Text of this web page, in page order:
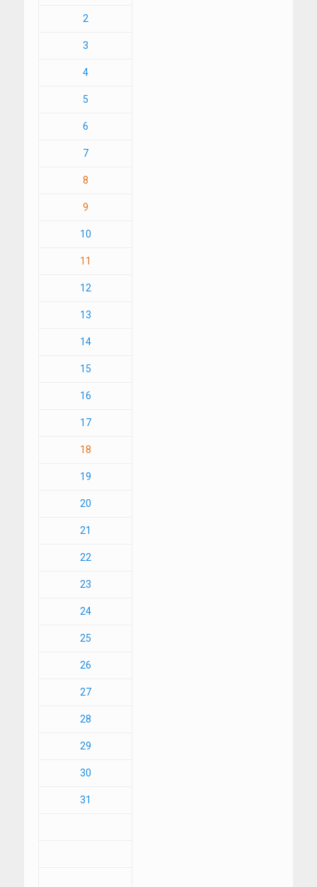
2
3
4
5
6
7
8
9
10
11
12
13
14
15
16
17
18
19
20
21
22
23
24
25
26
27
28
29
30
31